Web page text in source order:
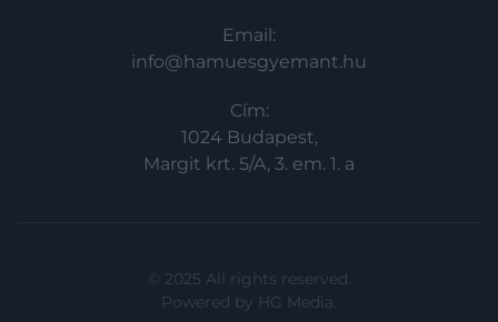
Email:
info@hamuesgyemant.hu
Cím:
1024 Budapest,
Margit krt. 5/A, 3. em. 1. a
© 2025 All rights reserved.
Powered by HG Media.